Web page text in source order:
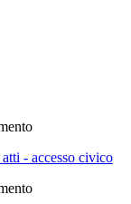
- accesso civico